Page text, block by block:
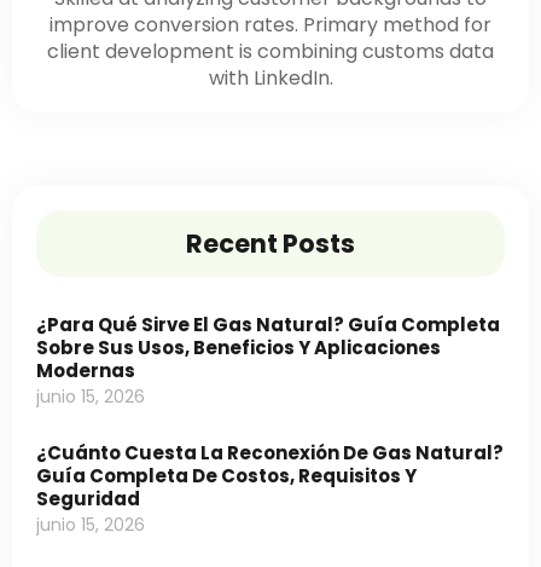
improve conversion rates. Primary method for
client development is combining customs data
with LinkedIn.
Recent Posts
¿Para Qué Sirve El Gas Natural? Guía Completa
Sobre Sus Usos, Beneficios Y Aplicaciones
Modernas
junio 15, 2026
¿Cuánto Cuesta La Reconexión De Gas Natural?
Guía Completa De Costos, Requisitos Y
Seguridad
junio 15, 2026